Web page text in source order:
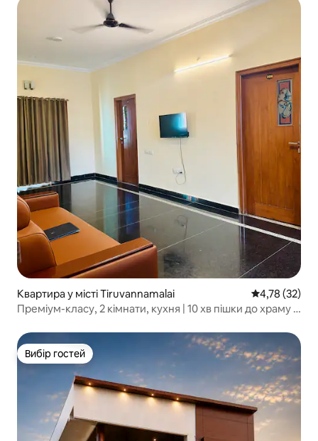
Квартира у місті Tiruvannamalai Середня
4,78 (32)
Преміум-класу, 2 кімнати, кухня | 10 хв пішки до храму |
Вибір гостей
Вибір гостей